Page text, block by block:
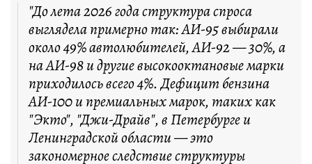
"До лета 2026 года структура спроса
выглядела примерно так: АИ-95 выбирали
около 49% автолюбителей, АИ-92 — 30%, а
на АИ-98 и другие высокооктановые марки
приходилось всего 4%. Дефицит бензина
АИ-100 и премиальных марок, таких как
"Экто", "Джи-Драйв", в Петербурге и
Ленинградской области — это
закономерное следствие структуры